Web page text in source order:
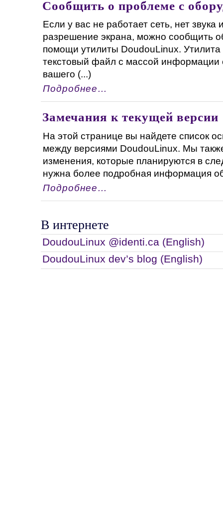
Сообщить о проблеме с
Если у вас не работает сеть, нет звука
разрешение экрана, можно сообщить
помощи утилиты DoudouLinux. Утилита
текстовый файл с массой информации
вашего (...)
Подробнее…
Замечания к текущей версии
На этой странице вы найдете список
между версиями DoudouLinux. Мы
изменения, которые планируются в
нужна более подробная информация
Подробнее…
В интернете
DoudouLinux @identi.ca (English)
DoudouLinux dev’s blog (English)